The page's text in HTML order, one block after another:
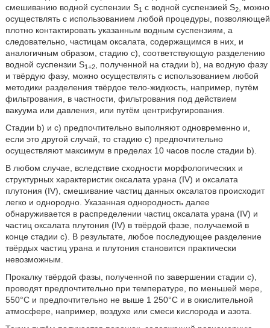
смешиванию водной суспензии S1 с водной суспензией S2, можно
осуществлять с использованием любой процедуры, позволяющей
плотно контактировать указанным водным суспензиям, а
следовательно, частицам оксалата, содержащимся в них, и
аналогичным образом, стадию c), соответствующую разделению
водной суспензии S1+2, полученной на стадии b), на водную фазу
и твёрдую фазу, можно осуществлять с использованием любой
методики разделения твёрдое тело-жидкость, например, путём
фильтрования, в частности, фильтрования под действием
вакуума или давления, или путём центрифугирования.
Стадии b) и c) предпочтительно выполняют одновременно и,
если это другой случай, то стадию c) предпочтительно
осуществляют максимум в пределах 10 часов после стадии b).
В любом случае, вследствие сходности морфологических и
структурных характеристик оксалата урана (IV) и оксалата
плутония (IV), смешивание частиц данных оксалатов происходит
легко и однородно. Указанная однородность далее
обнаруживается в распределении частиц оксалата урана (IV) и
частиц оксалата плутония (IV) в твёрдой фазе, получаемой в
конце стадии c). В результате, любое последующее разделение
твёрдых частиц урана и плутония становится практически
невозможным.
Прокалку твёрдой фазы, полученной по завершении стадии c),
проводят предпочтительно при температуре, по меньшей мере,
550°C и предпочтительно не выше 1 250°C и в окислительной
атмосфере, например, воздухе или смеси кислорода и азота.